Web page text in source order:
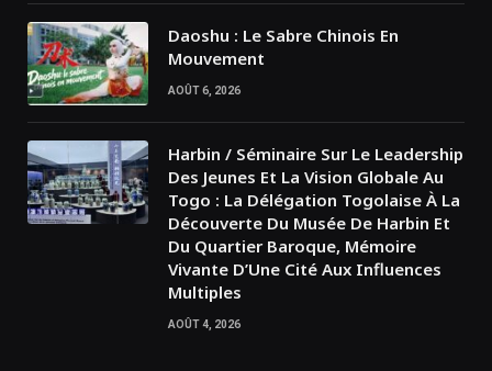
Daoshu : Le Sabre Chinois En
Mouvement
AOÛT 6, 2026
Harbin / Séminaire Sur Le Leadership
Des Jeunes Et La Vision Globale Au
Togo : La Délégation Togolaise À La
Découverte Du Musée De Harbin Et
Du Quartier Baroque, Mémoire
Vivante D’Une Cité Aux Influences
Multiples
AOÛT 4, 2026